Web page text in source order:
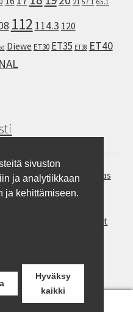
112 114.3 120
Diewe ET30 ET35 ET38 ET40
Pakettiauton kesärengas
sportrengas
rengas
– Maasturit ja Crossoverit
– Pitoa jokapaikkaan
sivuston
ja analytiikkaan
ja kehittämiseen.
Hyväksy
kaikki